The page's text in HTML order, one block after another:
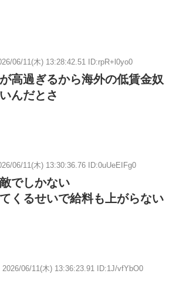
06/11(木) 13:28:42.51 ID:rpR+l0yo0
高過ぎるから海外の低賃金奴
んだとさ
06/11(木) 13:30:36.76 ID:0uUeEIFg0
でしかない
くるせいで給料も上がらない
2026/06/11(木) 13:36:23.91 ID:1J/vfYbO0